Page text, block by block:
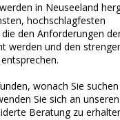
in Neuseeland
hochschlagfesten
den Anforderungen
werden und den
wonach Sie
Sie sich an
Beratung zu